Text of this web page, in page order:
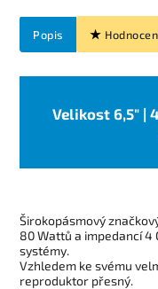
Popis
Velikost 6,5" |
Širokopásmový
80 Wattů a impedancí
systémy.
Vzhledem ke svému
reproduktor přesný.